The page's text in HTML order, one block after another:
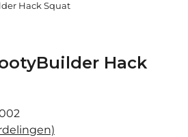
Hack Squat
Hack